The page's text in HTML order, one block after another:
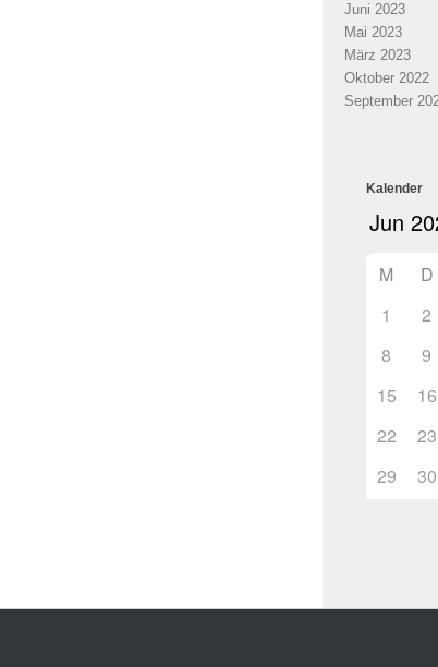
Juni 2023
Mai 2023
März 2023
Oktober 2022
September
Kalender
M D
1
2
8
9
15
16
22
23
29
30